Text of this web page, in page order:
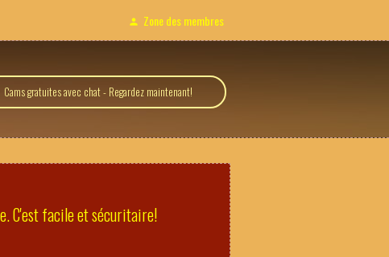
Zone des membres
Cams gratuites avec chat - Regardez maintenant!
C'est facile et sécuritaire!